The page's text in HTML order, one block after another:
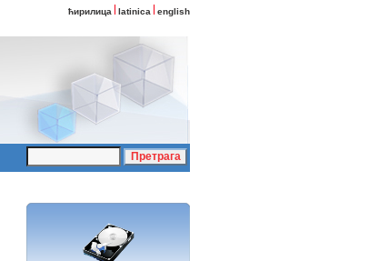
ћирилица latinica english